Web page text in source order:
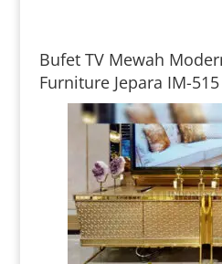
Bufet TV Mewah
Furniture Jepara IM-515